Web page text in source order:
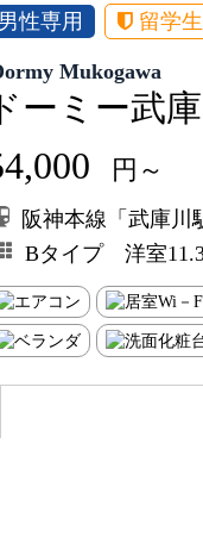
性専用 留学
Mukogawa
ーミー武庫
円～
阪神本線「武庫川
Bタイプ 洋室